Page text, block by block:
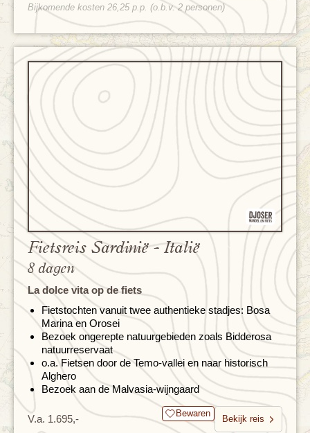
Bijkomende kosten 26,25 p.p. (o.b.v. 2 personen)
Fietsreis Sardinië - Italië
8 dagen
La dolce vita op de fiets
Fietstochten vanuit twee authentieke stadjes: Bosa
Marina en Orosei
Bezoek ongerepte natuurgebieden zoals Bidderosa
natuurreservaat
o.a. Fietsen door de Temo-vallei en naar historisch
Alghero
Bezoek aan de Malvasia-wijngaard
V.a. 1.695,- Bewaren
Bekijk reis